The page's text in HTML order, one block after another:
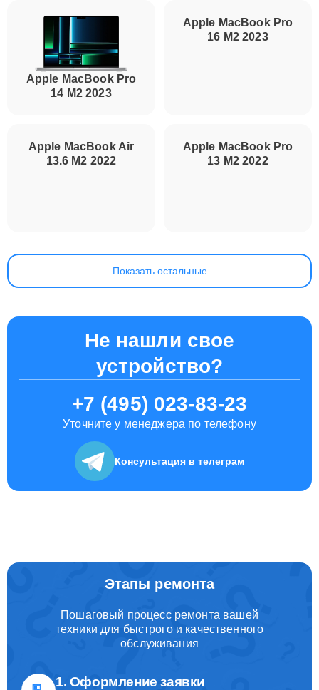
Apple MacBook Pro
14 M2 2023
Apple MacBook Pro
16 M2 2023
Apple MacBook Pro
13 M2 2022
Показать остальные
Не нашли свое
устройство?
+7 (495) 023-83-23
Уточните у менеджера по телефону
Консультация в телеграм
Этапы ремонта
Пошаговый процесс ремонта вашей
техники для быстрого и качественного
обслуживания